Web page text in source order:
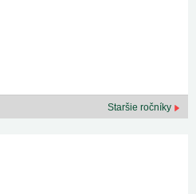
Staršie ročníky